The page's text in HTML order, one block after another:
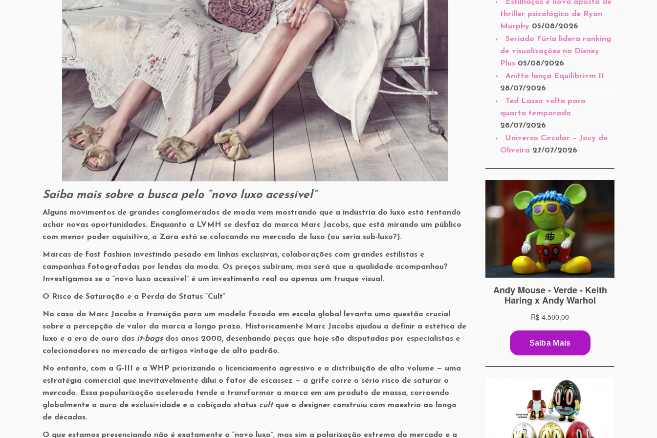
Saiba mais sobre a busca pelo “novo luxo acessível”
Alguns movimentos de grandes conglomerados de moda vem mostrando que a indústria do luxo está tentando
achar novas oportunidades. Enquanto a LVMH se desfaz da marca Marc Jacobs, que está mirando um público
com menor poder aquisitivo, a Zara está se colocando no mercado de luxo (ou seria sub-luxo?).
Marcas de fast fashion investindo pesado em linhas exclusivas, colaborações com grandes estilistas e
campanhas fotografadas por lendas da moda. Os preços subiram, mas será que a qualidade acompanhou?
Investigamos se o “novo luxo acessível” é um investimento real ou apenas um truque visual.
O Risco de Saturação e a Perda do Status “Cult”
No caso da Marc Jacobs a transição para um modelo focado em escala global levanta uma questão crucial
sobre a percepção de valor da marca a longo prazo. Historicamente Marc Jacobs ajudou a definir a estética de
luxo e a era de ouro das it-bagsdos anos 2000, desenhando peças que hoje são disputadas por especialistas e
colecionadores no mercado de artigos vintage de alto padrão.
No entanto, com a G-III e a WHP priorizando o licenciamento agressivo e a distribuição de alto volume — uma
estratégia comercial que inevitavelmente dilui o fator de escassez — a grife corre o sério risco de saturar o
mercado. Essa popularização acelerada tende a transformar a marca em um produto de massa, corroendo
globalmente a aura de exclusividade e o cobiçado status cultque o designer construiu com maestria ao longo
de décadas.
O que estamos presenciando não é exatamente o “novo luxo”, mas sim a polarização extrema do mercado e a
Estilhaços é nova aposta de
thriller psicológico de Ryan
Murphy 05/08/2026
Seriado Fúria lidera ranking
de visualizações na Disney
Plus 05/08/2026
Anitta lança Equilibrivm II
28/07/2026
Ted Lasso volta para
quarta temporada
28/07/2026
Universo Circular – Jocy de
Oliveira 27/07/2026